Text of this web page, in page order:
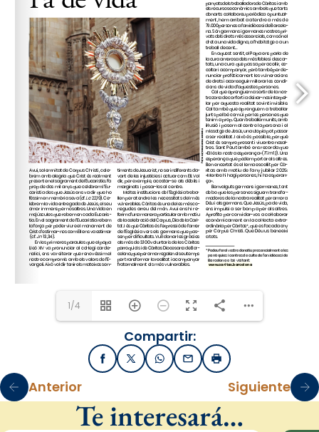
1/4
Compartir:
FacebookX / TwitterWhatsApp
EmailImprimir
Anterior Siguiente
Te interesará…